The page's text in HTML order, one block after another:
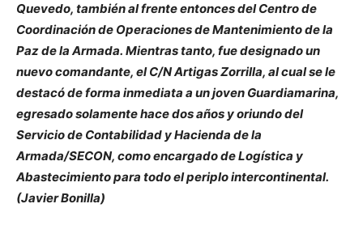
Quevedo, también al frente entonces del Centro de
Coordinación de Operaciones de Mantenimiento de la
Paz de la Armada. Mientras tanto, fue designado un
nuevo comandante, el C/N Artigas Zorrilla, al cual se le
destacó de forma inmediata a un joven Guardiamarina,
egresado solamente hace dos años y oriundo del
Servicio de Contabilidad y Hacienda de la
Armada/SECON, como encargado de Logística y
Abastecimiento para todo el periplo intercontinental.
(Javier Bonilla)